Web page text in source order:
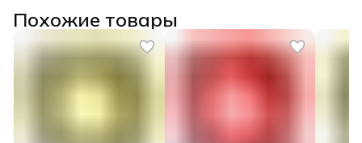
Похожие товары